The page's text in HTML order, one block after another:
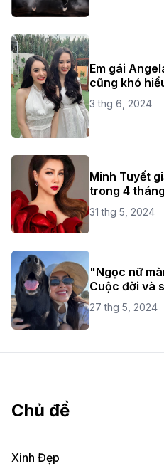
Em gái
cũng khó
chị ruột
3 thg 6, 2024
Minh Tuyết
trong 4 tháng
31 thg 5, 2024
"Ngọc nữ
Cuộc đời và
27 thg 5, 2024
Chủ đề
Xinh Đẹp